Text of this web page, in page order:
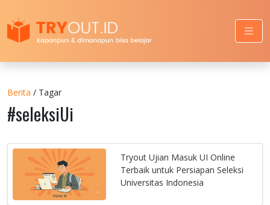
Berita / Tagar
#seleksiUi
Tryout Ujian Masuk UI Online
Terbaik untuk Persiapan Seleksi
Universitas Indonesia